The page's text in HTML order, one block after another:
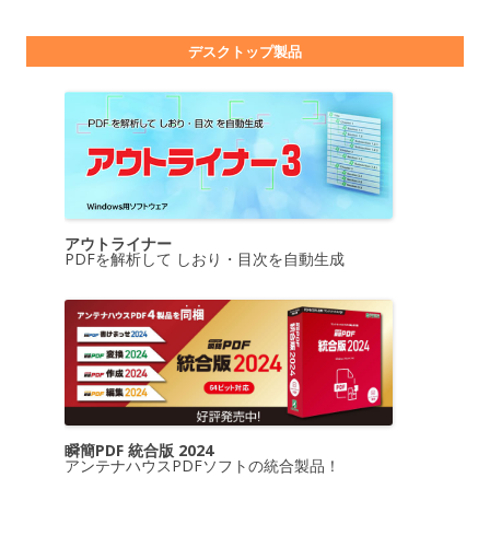
デスクトップ製品
アウトライナー
PDFを解析して しおり・目次を自動生成
瞬簡PDF 統合版 2024
アンテナハウスPDFソフトの統合製品！